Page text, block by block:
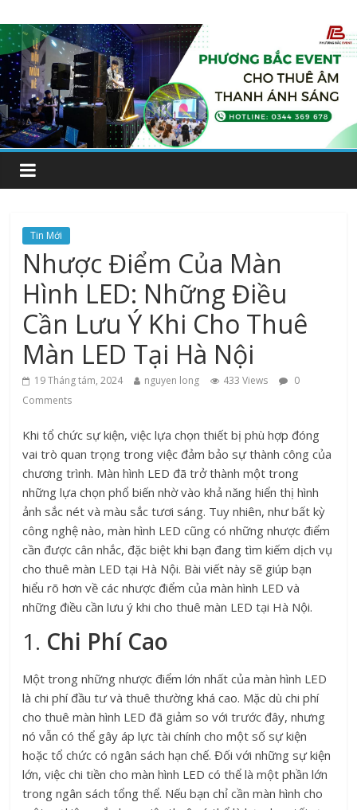
Tin Mới
Nhược Điểm Của Màn
Hình LED: Những Điều
Cần Lưu Ý Khi Cho Thuê
Màn LED Tại Hà Nội
19 Tháng tám, 2024 nguyen long 433 Views
0
Comments
Khi tổ chức sự kiện, việc lựa chọn thiết bị phù hợp đóng
vai trò quan trọng trong việc đảm bảo sự thành công của
chương trình. Màn hình LED đã trở thành một trong
những lựa chọn phổ biến nhờ vào khả năng hiển thị hình
ảnh sắc nét và màu sắc tươi sáng. Tuy nhiên, như bất kỳ
công nghệ nào, màn hình LED cũng có những nhược điểm
cần được cân nhắc, đặc biệt khi bạn đang tìm kiếm dịch vụ
cho thuê màn LED tại Hà Nội. Bài viết này sẽ giúp bạn
hiểu rõ hơn về các nhược điểm của màn hình LED và
những điều cần lưu ý khi cho thuê màn LED tại Hà Nội.
1. Chi Phí Cao
Một trong những nhược điểm lớn nhất của màn hình LED
là chi phí đầu tư và thuê thường khá cao. Mặc dù chi phí
cho thuê màn hình LED đã giảm so với trước đây, nhưng
nó vẫn có thể gây áp lực tài chính cho một số sự kiện
hoặc tổ chức có ngân sách hạn chế. Đối với những sự kiện
lớn, việc chi tiền cho màn hình LED có thể là một phần lớn
trong ngân sách tổng thể. Nếu bạn chỉ cần màn hình cho